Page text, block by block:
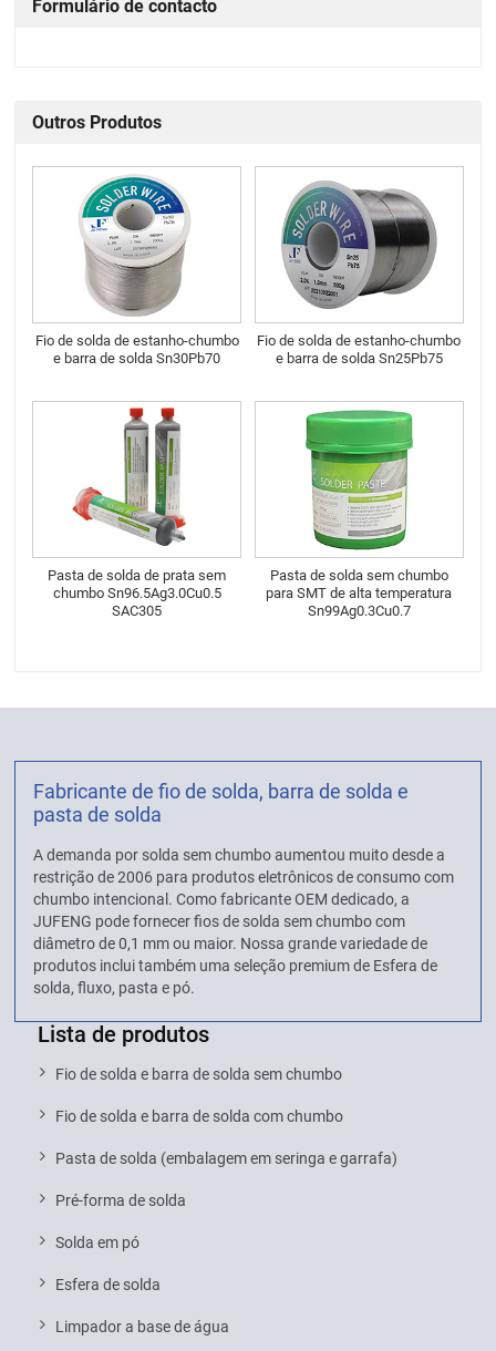
Formulário de contacto
Outros Produtos
Fio de solda de estanho-chumbo
e barra de solda Sn30Pb70
Fio de solda de estanho-chumbo
e barra de solda Sn25Pb75
Pasta de solda de prata sem
chumbo Sn96.5Ag3.0Cu0.5
SAC305
Pasta de solda sem chumbo
para SMT de alta temperatura
Sn99Ag0.3Cu0.7
Fabricante de fio de solda, barra de solda e
pasta de solda
A demanda por solda sem chumbo aumentou muito desde a
restrição de 2006 para produtos eletrônicos de consumo com
chumbo intencional. Como fabricante OEM dedicado, a
JUFENG pode fornecer fios de solda sem chumbo com
diâmetro de 0,1 mm ou maior. Nossa grande variedade de
produtos inclui também uma seleção premium de Esfera de
solda, fluxo, pasta e pó.
Lista de produtos
Fio de solda e barra de solda sem chumbo
Fio de solda e barra de solda com chumbo
Pasta de solda (embalagem em seringa e garrafa)
Pré-forma de solda
Solda em pó
Esfera de solda
Limpador a base de água